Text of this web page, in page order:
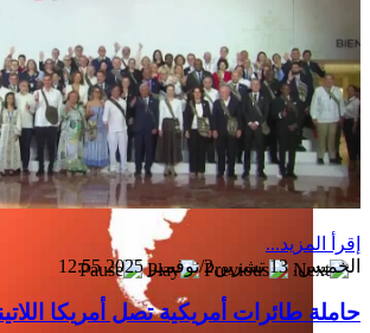
إقرأ المزيد...
الخميس, 13 تشرين2/نوفمبر 2025 12:55
حاملة طائرات أمريكية تصل أمريكا